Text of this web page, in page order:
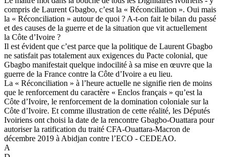
compris de Laurent Gbagbo, c’est la « Réconciliation ». Oui mais
la « Réconciliation » autour de quoi ? A-t-on fait le bilan du passé
et des causes de la guerre et de la situation que vit actuellement
la Côte d’Ivoire ?
Il est évident que c’est parce que la politique de Laurent Gbagbo
ne satisfait pas totalement aux exigences du Pacte colonial, que
Gbagbo manifestait quelque indocilité à sa mise en œuvre que la
guerre de la France contre la Côte d’Ivoire a eu lieu.
La « Réconciliation » à l’heure actuelle ne signifie rien de moins
que le renforcement du caractère « Enclos français » qu’est la
Côte d’Ivoire, le renforcement de la domination coloniale sur la
Côte d’Ivoire. Et comme illustration de cette réalité, les Députés
Ivoiriens ont choisi la date de la rencontre Gbagbo-Ouattara pour
autoriser la ratification du traité CFA-Ouattara-Macron de
décembre 2019 à Abidjan contre l’ECO - CEDEAO.
A